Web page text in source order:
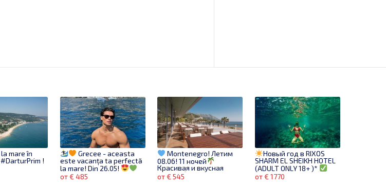
mare în
!
Grecee - aceasta
este vacanța ta perfectă
la mare! Din 26.05!
от € 485
Montenegro! Летим
08.06! 11 ночей
Красивая и вкусная
страна
от € 545
Новый год в RIXOS
SHARM EL SHEIKH HOTEL
(ADULT ONLY 18+ )*
Выбирай Лучшее!
Бронируй сейчас!
от € 1770